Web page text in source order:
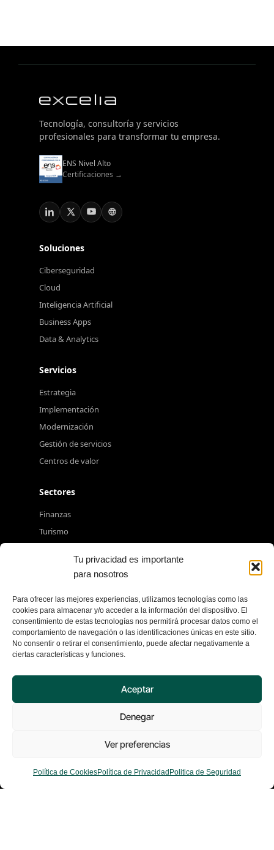
Tu privacidad es importante
para nosotros
Para ofrecer las mejores experiencias, utilizamos tecnologías como las
cookies para almacenar y/o acceder a la información del dispositivo. El
consentimiento de estas tecnologías nos permitirá procesar datos como el
comportamiento de navegación o las identificaciones únicas en este sitio.
No consentir o retirar el consentimiento, puede afectar negativamente a
ciertas características y funciones.
Aceptar
Denegar
Ver preferencias
Política de CookiesPolítica de Privacidad Politica de Seguridad
Tecnología, consultoría y servicios
profesionales para transformar tu empresa.
ENS Nivel Alto
Certificaciones →
Soluciones
Ciberseguridad
Cloud
Inteligencia Artificial
Business Apps
Data & Analytics
Servicios
Estrategia
Implementación
Modernización
Gestión de servicios
Centros de valor
Sectores
Finanzas
Turismo
Contacto
+34 917 080 550
info@excelia.com
Paseo del Club Deportivo, Parque Empresarial La
Finca, 1, Edificio 11, 28223 Madrid
© 2026 Excelia. Todos los derechos reservados.
Aviso de privacidad